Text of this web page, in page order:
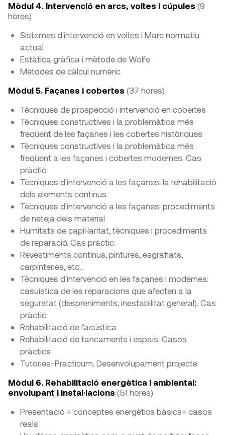
Mòdul 4. Intervenció en arcs, voltes i cúpules (9
hores)
Sistemes d'intervenció en voltes i Marc normatiu
actual
Estàtica gràfica i mètode de Wolfe
Mètodes de càlcul numèric
Mòdul 5. Façanes i cobertes (37 hores)
Tècniques de prospecció i intervenció en cobertes
Tècniques constructives i la problemàtica més
freqüent de les façanes i les cobertes històriques
Tècniques constructives i la problemàtica més
freqüent a les façanes i cobertes modernes. Cas
pràctic.
Tècniques d'intervenció a les façanes: la rehabilitació
dels elements continus.
Tècniques d'intervenció a les façanes: procediments
de neteja dels material
Humitats de capil·laritat, tècniques i procediments
de reparació. Cas pràctic.
Revestiments continus, pintures, esgrafiats,
carpinteries, etc...
Tècniques d'intervenció en les façanes i modernes:
casuística de les reparacions que afecten a la
seguretat (despreniments, inestabilitat general). Cas
pràctic.
Rehabilitació de l'acústica
Rehabilitació de tancaments i espais. Casos
pràctics
Tutories-Practicum. Desenvolupament projecte
Mòdul 6. Rehabilitació energètica i ambiental:
envolupant i instal·lacions (51 hores)
Presentació + conceptes energètics bàsics+ casos
reals